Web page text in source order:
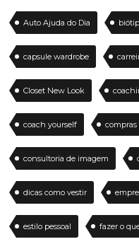
Auto Ajuda do Dia
capsule wardrobe
Closet New Look
coach yourself
consultoria de imagem
dicas como vestir
estilo pessoal fazer o